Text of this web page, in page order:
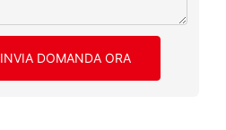
INVIA DOMANDA ORA